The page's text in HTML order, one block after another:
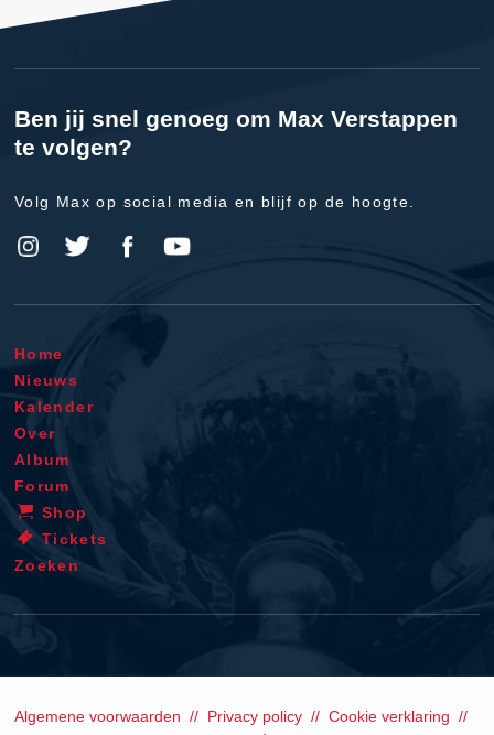
Ben jij snel genoeg om Max Verstappen
te volgen?
Volg Max op social media en blijf op de hoogte.
Home
Nieuws
Kalender
Over
Album
Forum
Shop
Tickets
Zoeken
Algemene voorwaarden Privacy policy
Cookie verklaring